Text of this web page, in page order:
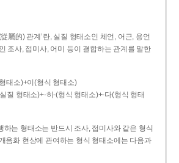
屬的) 관계’란, 실질 형태소인 체언, 어근, 용언
조사, 접미사, 어미 등이 결합하는 관계를 말한
태소)+이(형식 형태소)
질 형태소)+­-히­-(형식 형태소)+-다(형식 형태
하는 형태소는 반드시 조사, 접미사와 같은 형식
음화 현상에 관여하는 형식 형태소에는 다음과